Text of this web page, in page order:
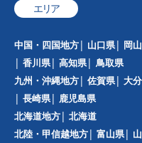
エリア
中国・四国地方 山口県 岡
香川県
高知県
鳥取県
九州・沖縄地方
佐賀県 大
長崎県
鹿児島県
北海道地方
北海道
北陸・甲信越地方
富山県